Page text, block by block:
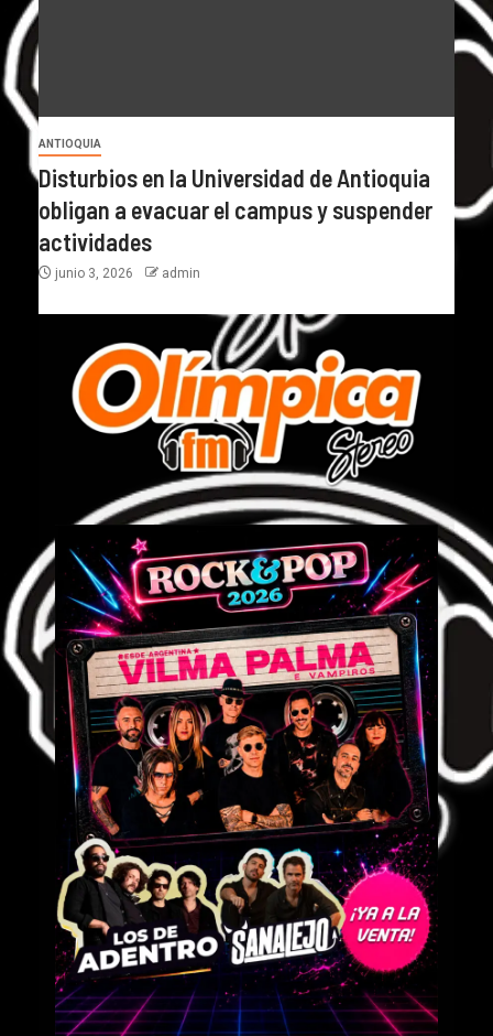
ANTIOQUIA
Disturbios en la Universidad de Antioquia
obligan a evacuar el campus y suspender
actividades
junio 3, 2026 admin